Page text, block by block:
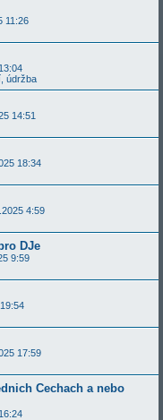
11:26
údržba
14:51
18:34
4:59
DJe
9:59
17:59
Cechach a nebo